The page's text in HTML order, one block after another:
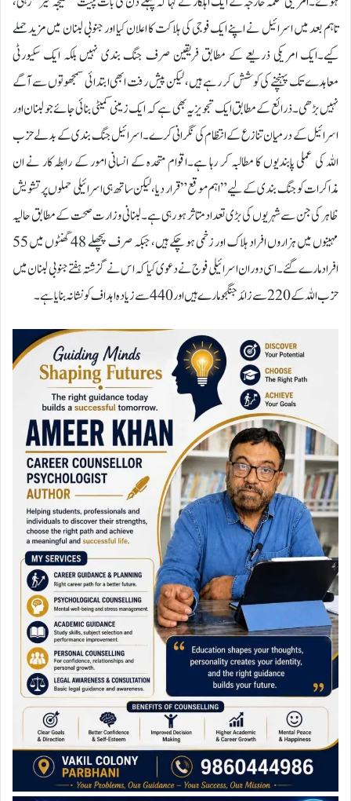
تاہم بعد میں اسرائیل نے اپنے ایک فوجی کی ہلاکت کا اعلان کیا اور جنوبی لبنان میں مزید حملے
کیے۔ایک امریکی ذریعے کے مطابق فریقین صرف جنگ بندی نہیں بلکہ ایک سکیورٹی
معاہدے تک پہنچنے کی کوشش کر رہے ہیں، لیکن پیش رفت ابھی ابتدائی سمجھوتوں سے آگے
نہیں بڑھی۔ذرائع کے مطابق ایک تجویز یہ بھی ہے کہ ایک زمینی کمیٹی بنائی جائے جو لبنان اور
اسرائیل کے درمیان تنازع کے انتظام کی نگرانی کرے۔اسرائیل جنگ بندی کے بدلے حزب
اللہ کی عملی پابندیوں کا مطالبہ کر رہا ہے۔اقوام متحدہ کے انسانی امور کے رابطہ کار نے ان
مذاکرات کو جنگ بندی کے لیے ”اہم موقع” قرار دیا، لیکن ساتھ ہی اسرائیلی حملوں پر تشویش
ظاہر کی جن سے شہریوں کی بڑی تعداد متاثر ہو رہی ہے۔لبنانی وزارت صحت کے مطابق حالیہ
مہینوں میں ہزاروں افراد ہلاک اور زخمی ہو چکے ہیں، جبکہ صرف پچھلے 48 گھنٹوں میں 55
افراد مارے گئے۔اسی دوران اسرائیلی فوج نے دعوی کیا کہ اس نے گزشتہ ہفتے جنوبی لبنان میں
حزب اللہ کے 220 سے زائد جنگجو مارے ہیں اور 440 سے زیادہ اہداف کو نشانہ بنایا ہے۔